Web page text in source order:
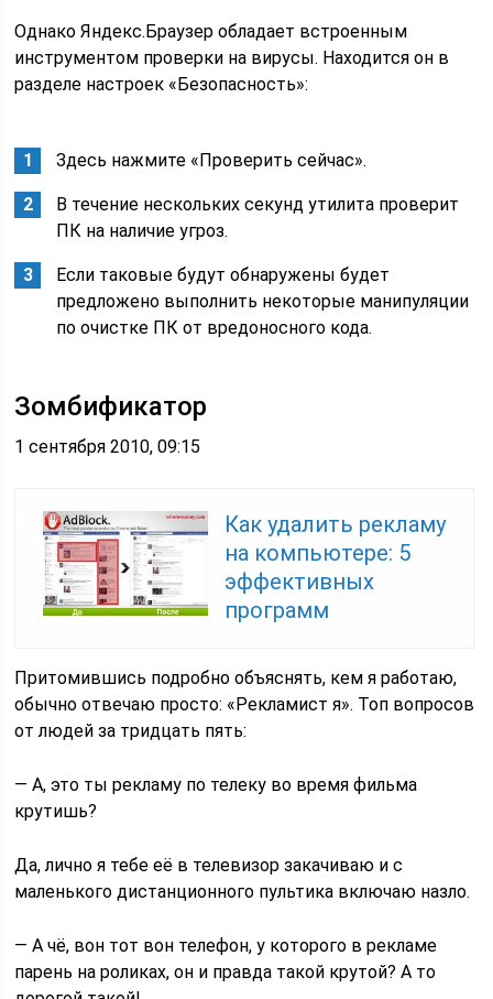
Однако Яндекс.Браузер обладает встроенным
инструментом проверки на вирусы. Находится он в
разделе настроек «Безопасность»:
Здесь нажмите «Проверить сейчас».
В течение нескольких секунд утилита проверит
ПК на наличие угроз.
Если таковые будут обнаружены будет
предложено выполнить некоторые манипуляции
по очистке ПК от вредоносного кода.
Зомбификатор
1 сентября 2010, 09:15
Как удалить рекламу
на компьютере: 5
эффективных
программ
Притомившись подробно объяснять, кем я работаю,
обычно отвечаю просто: «Рекламист я». Топ вопросов
от людей за тридцать пять:
— А, это ты рекламу по телеку во время фильма
крутишь?
Да, лично я тебе её в телевизор закачиваю и с
маленького дистанционного пультика включаю назло.
— А чё, вон тот вон телефон, у которого в рекламе
парень на роликах, он и правда такой крутой? А то